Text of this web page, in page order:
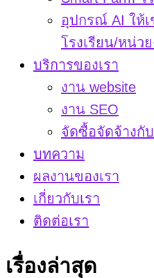
อุปกรณ์ AI ให้
โรงเรียน/หน่ว
บริการของเรา
งาน website
งาน SEO
จัดซื้อจัดจ้างกั
บทความ
ผลงานของเรา
เกี่ยวกับเรา
ติดต่อเรา
เรื่องล่าสุด